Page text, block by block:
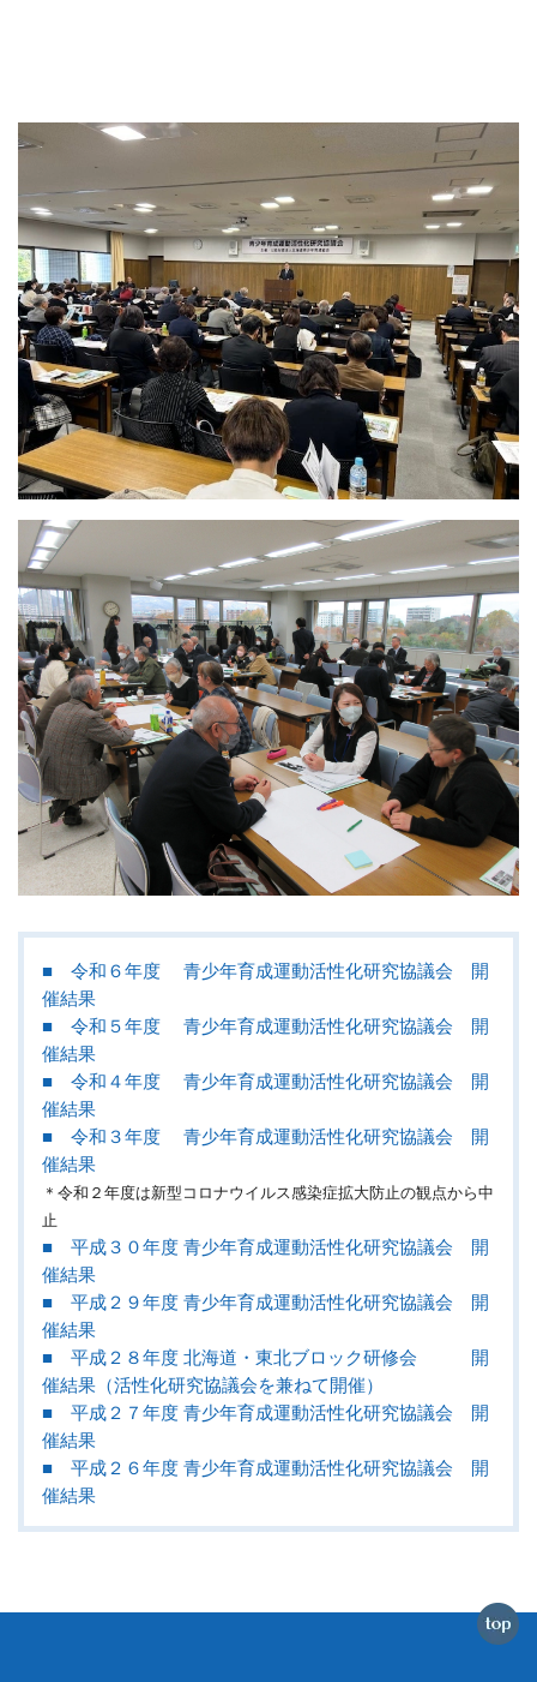
■ 令和６年度 青少年育成運動活性化研究協議会 開
催結果
■ 令和５年度 青少年育成運動活性化研究協議会 開
催結果
■ 令和４年度 青少年育成運動活性化研究協議会 開
催結果
■ 令和３年度 青少年育成運動活性化研究協議会 開
催結果
＊令和２年度は新型コロナウイルス感染症拡大防止の観点から中
止
■ 平成３０年度 青少年育成運動活性化研究協議会 開
催結果
■ 平成２９年度 青少年育成運動活性化研究協議会 開
催結果
■ 平成２８年度 北海道・東北ブロック研修会 開
催結果（活性化研究協議会を兼ねて開催）
■ 平成２７年度 青少年育成運動活性化研究協議会 開
催結果
■ 平成２６年度 青少年育成運動活性化研究協議会 開
催結果